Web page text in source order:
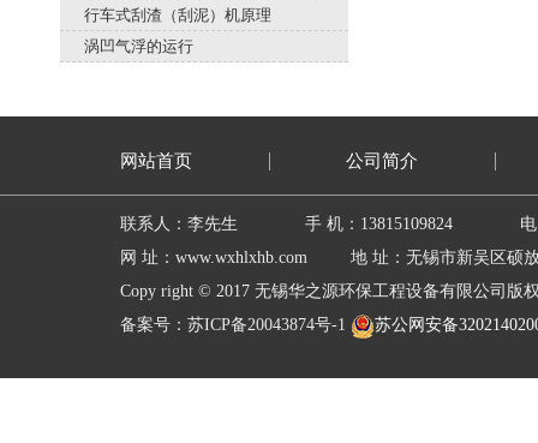
行车式刮渣（刮泥）机原理
涡凹气浮的运行
网站首页 公司简介
联系人：李先生 手 机：13815109824 电 话
网 址：www.wxhlxhb.com 地 址：无锡市新吴区硕放
Copy right © 2017 无锡华之源环保工程设备有限公司版
备案号： 苏ICP备20043874号-1 苏公网安备